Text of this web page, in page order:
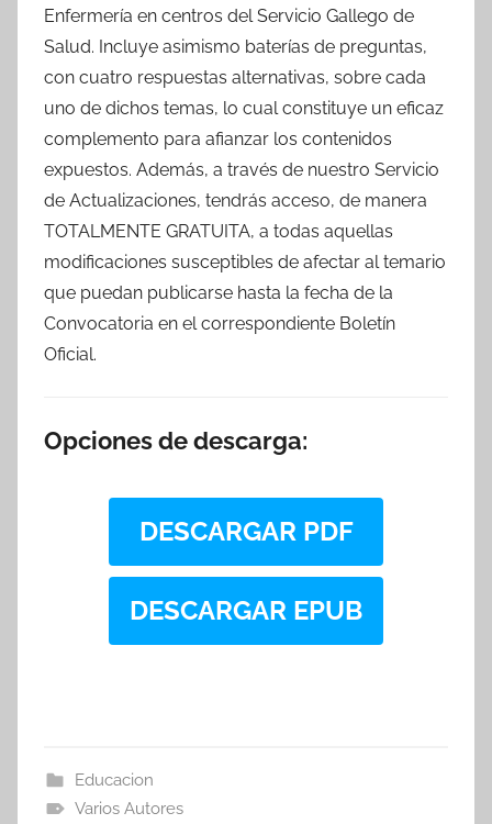
Enfermería en centros del Servicio Gallego de
Salud. Incluye asimismo baterías de preguntas,
con cuatro respuestas alternativas, sobre cada
uno de dichos temas, lo cual constituye un eficaz
complemento para afianzar los contenidos
expuestos. Además, a través de nuestro Servicio
de Actualizaciones, tendrás acceso, de manera
TOTALMENTE GRATUITA, a todas aquellas
modificaciones susceptibles de afectar al temario
que puedan publicarse hasta la fecha de la
Convocatoria en el correspondiente Boletín
Oficial.
Opciones de descarga:
DESCARGAR PDF
DESCARGAR EPUB
Educacion
Varios Autores